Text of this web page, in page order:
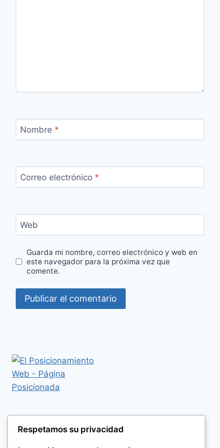
Nombre *
Correo electrónico *
Web
Guarda mi nombre, correo electrónico y web en
este navegador para la próxima vez que
comente.
Respetamos su privacidad